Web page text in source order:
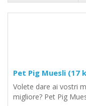
Pet Pig Muesli (17
Volete dare ai vostri
migliore? Pet Pig